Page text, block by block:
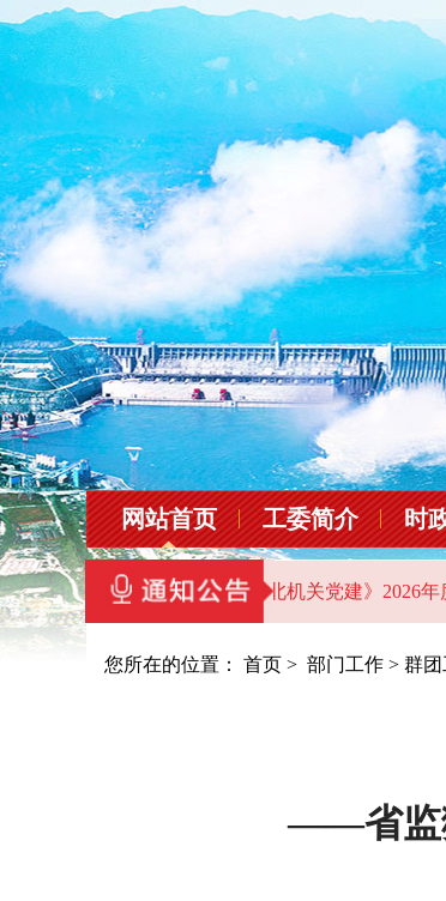
网站首页 工委简介 时
教学点）的通知 《湖北机关党建》2026年度征
您所在的位置： 首页 > 部门工作 > 群
——省监